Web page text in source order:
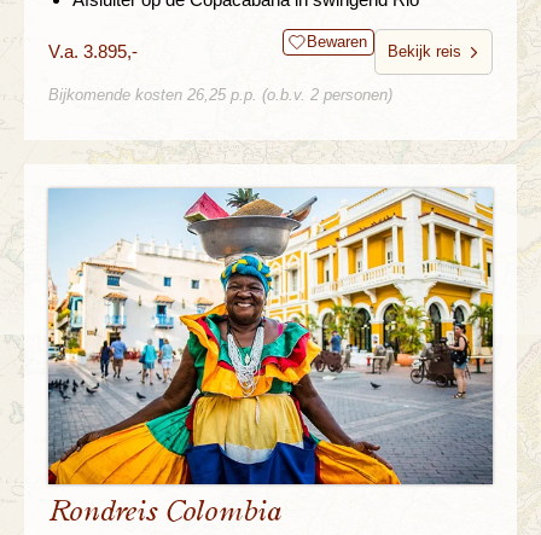
V.a. 3.895,- Bewaren
Bekijk reis
Bijkomende kosten 26,25 p.p. (o.b.v. 2 personen)
Rondreis Colombia